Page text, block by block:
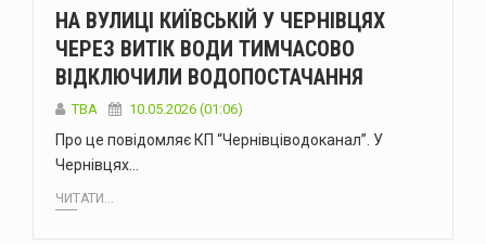
НА ВУЛИЦІ КИЇВСЬКІЙ У ЧЕРНІВЦЯХ
ЧЕРЕЗ ВИТІК ВОДИ ТИМЧАСОВО
ВІДКЛЮЧИЛИ ВОДОПОСТАЧАННЯ
ТВА 10.05.2026 (01:06)
Про це повідомляє КП “Чернівціводоканал”. У
Чернівцях…
ЧИТАТИ...